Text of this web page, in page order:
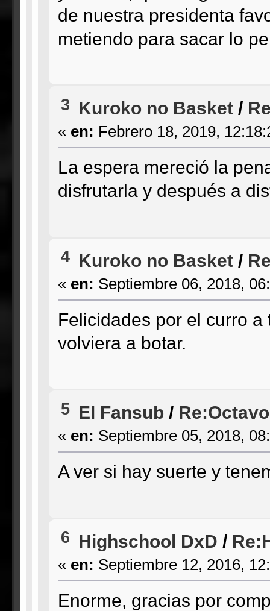
de nuestra presidenta
metiendo para sacar lo
3 Kuroko no Basket/
« en: Febrero 18, 2019,
La espera mereció la
disfrutarla y después a
4 Kuroko no Basket/
« en: Septiembre 06, 2018,
Felicidades por el curro
volviera a botar.
5 El Fansub /
« en: Septiembre 05, 2018,
A ver si hay suerte y
6 Highschool DxD /
« en: Septiembre 12, 2016,
Enorme, gracias por